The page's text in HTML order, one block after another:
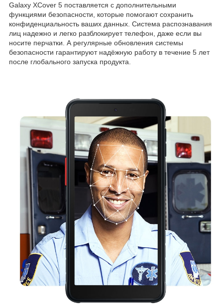
Galaxy XCover 5 поставляется с дополнительными
функциями безопасности, которые помогают сохранить
конфиденциальность ваших данных. Система распознавания
лиц надежно и легко разблокирует телефон, даже если вы
носите перчатки. А регулярные обновления системы
безопасности гарантируют надёжную работу в течение 5 лет
после глобального запуска продукта.